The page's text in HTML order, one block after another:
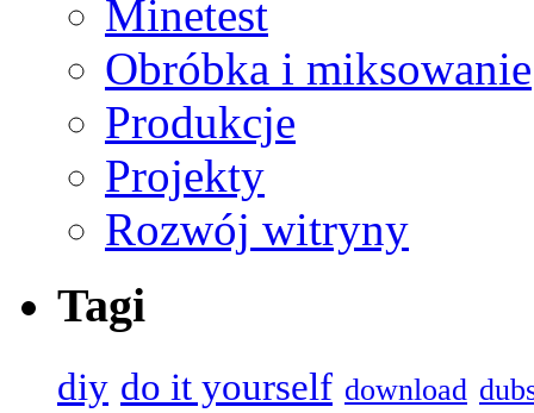
Minetest
Obróbka i miksowanie
Produkcje
Projekty
Rozwój witryny
Tagi
diy do it yourself download